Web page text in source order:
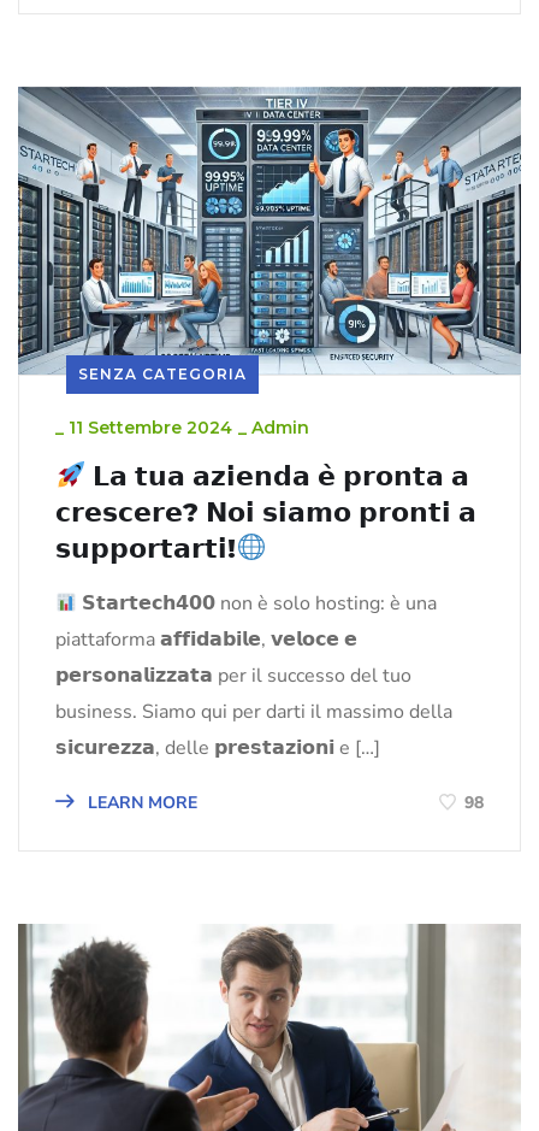
SENZA CATEGORIA
_ 11 Settembre 2024 _ Admin
𝗟𝗮 𝘁𝘂𝗮 𝗮𝘇𝗶𝗲𝗻𝗱𝗮 𝗲̀ 𝗽𝗿𝗼𝗻𝘁𝗮 𝗮
𝗰𝗿𝗲𝘀𝗰𝗲𝗿𝗲? 𝗡𝗼𝗶 𝘀𝗶𝗮𝗺𝗼 𝗽𝗿𝗼𝗻𝘁𝗶 𝗮
𝘀𝘂𝗽𝗽𝗼𝗿𝘁𝗮𝗿𝘁𝗶!
𝗦𝘁𝗮𝗿𝘁𝗲𝗰𝗵𝟰𝟬𝟬 non è solo hosting: è una
piattaforma 𝗮𝗳𝗳𝗶𝗱𝗮𝗯𝗶𝗹𝗲, 𝘃𝗲𝗹𝗼𝗰𝗲 𝗲
𝗽𝗲𝗿𝘀𝗼𝗻𝗮𝗹𝗶𝘇𝘇𝗮𝘁𝗮 per il successo del tuo
business. Siamo qui per darti il massimo della
𝘀𝗶𝗰𝘂𝗿𝗲𝘇𝘇𝗮, delle 𝗽𝗿𝗲𝘀𝘁𝗮𝘇𝗶𝗼𝗻𝗶 e […]
LEARN MORE 98